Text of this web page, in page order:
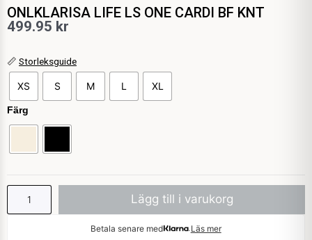
ONLKLARISA LIFE LS ONE CARDI BF KNT
499.95 kr
📏 Storleksguide
XS S M L XL
Färg
ONLKLARISA
LIFE
LS
ONE
CARDI
Lägg till i varukorg
Betala senare med Läs mer